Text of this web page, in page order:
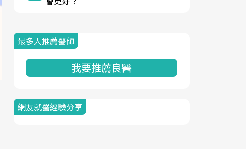
最多人推薦醫師
我要推薦良醫
網友就醫經驗分享